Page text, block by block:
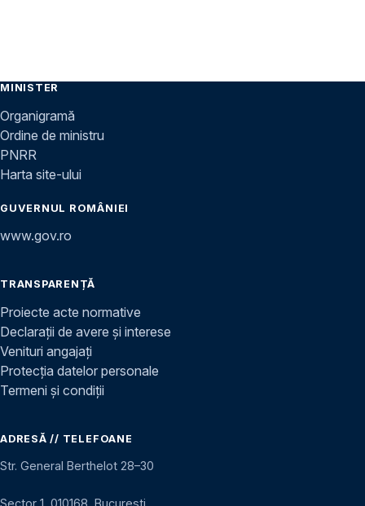
MINISTER
Organigramă
Ordine de ministru
PNRR
Harta site-ului
GUVERNUL ROMÂNIEI
www.gov.ro
TRANSPARENȚĂ
Proiecte acte normative
Declarații de avere și interese
Venituri angajați
Protecția datelor personale
Termeni și condiții
ADRESĂ // TELEFOANE
Str. General Berthelot 28–30